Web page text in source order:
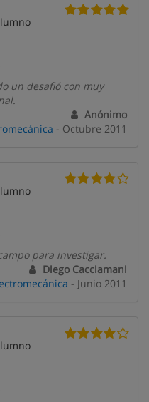
un desafió con muy
Anónimo
- Octubre 2011
para investigar.
Diego Cacciamani
- Junio 2011